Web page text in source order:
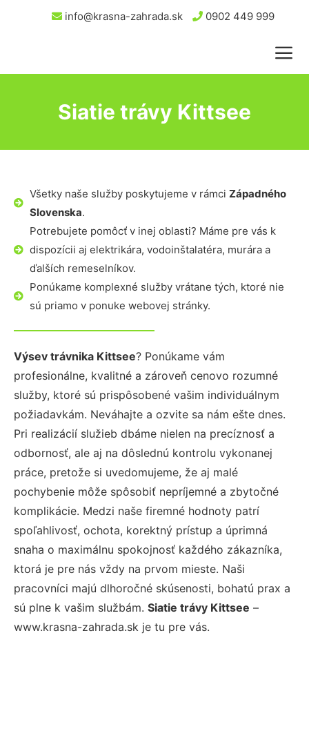
info@krasna-zahrada.sk 0902 449 999
Siatie trávy Kittsee
Všetky naše služby poskytujeme v rámci Západného
Slovenska.
Potrebujete pomôcť v inej oblasti? Máme pre vás k
dispozícii aj elektrikára, vodoinštalatéra, murára a
ďalších remeselníkov.
Ponúkame komplexné služby vrátane tých, ktoré nie
sú priamo v ponuke webovej stránky.
Výsev trávnika Kittsee? Ponúkame vám
profesionálne, kvalitné a zároveň cenovo rozumné
služby, ktoré sú prispôsobené vašim individuálnym
požiadavkám. Neváhajte a ozvite sa nám ešte dnes.
Pri realizácií služieb dbáme nielen na precíznosť a
odbornosť, ale aj na dôslednú kontrolu vykonanej
práce, pretože si uvedomujeme, že aj malé
pochybenie môže spôsobiť nepríjemné a zbytočné
komplikácie. Medzi naše firemné hodnoty patrí
spoľahlivosť, ochota, korektný prístup a úprimná
snaha o maximálnu spokojnosť každého zákazníka,
ktorá je pre nás vždy na prvom mieste. Naši
pracovníci majú dlhoročné skúsenosti, bohatú prax a
sú plne k vašim službám. Siatie trávy Kittsee –
www.krasna-zahrada.sk je tu pre vás.